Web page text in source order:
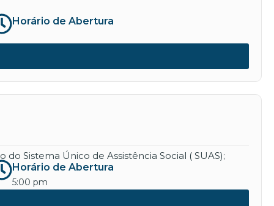
Horário de Abertura
Sistema Único de Assistência Social ( SUAS);
Horário de Abertura
5:00 pm